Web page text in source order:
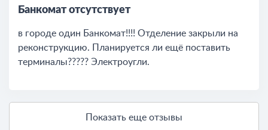
Банкомат отсутствует
в городе один Банкомат!!!! Отделение закрыли на
реконструкцию. Планируется ли ещё поставить
терминалы????? Электроугли.
Показать еще отзывы